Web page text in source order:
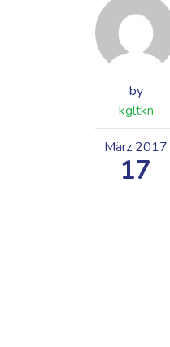
by
kgltkn
März 2017
17